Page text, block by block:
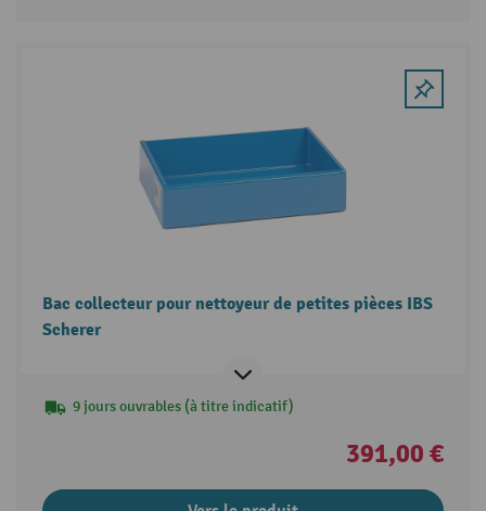
Bac collecteur pour nettoyeur de petites pièces IBS
Scherer
9 jours ouvrables (à titre indicatif)
391,00 €